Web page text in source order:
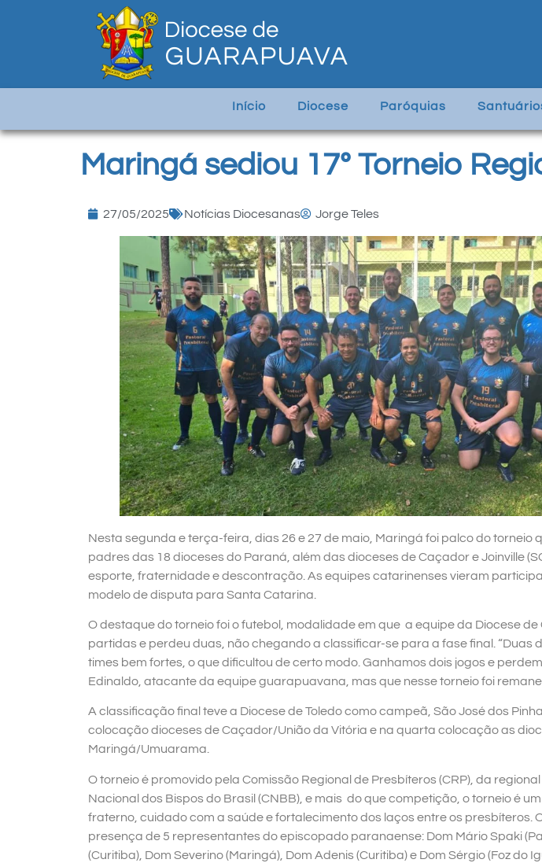
Início Diocese Paróquias
Maringá sediou 17º Torneio
27/05/2025 Notícias Diocesanas Jorge Teles
Nesta segunda e terça-feira, dias 26 e 27 de maio, Maringá foi palco do torneio
padres das 18 dioceses do Paraná, além das dioceses de Caçador e Joinville
esporte, fraternidade e descontração. As equipes catarinenses vieram
modelo de disputa para Santa Catarina.
O destaque do torneio foi o futebol, modalidade em que a equipe da Diocese
partidas e perdeu duas, não chegando a classificar-se para a fase final. “Duas
times bem fortes, o que dificultou de certo modo. Ganhamos dois jogos e
Edinaldo, atacante da equipe guarapuavana, mas que nesse torneio foi
A classificação final teve a Diocese de Toledo como campeã, São José dos
colocação dioceses de Caçador/União da Vitória e na quarta colocação as
Maringá/Umuarama.
O torneio é promovido pela Comissão Regional de Presbíteros (CRP), da
Nacional dos Bispos do Brasil (CNBB), e mais do que competição, o torneio é
fraterno, cuidado com a saúde e fortalecimento dos laços entre os presbíteros.
presença de 5 representantes do episcopado paranaense: Dom Mário Spaki
(Curitiba), Dom Severino (Maringá), Dom Adenis (Curitiba) e Dom Sérgio (Foz do